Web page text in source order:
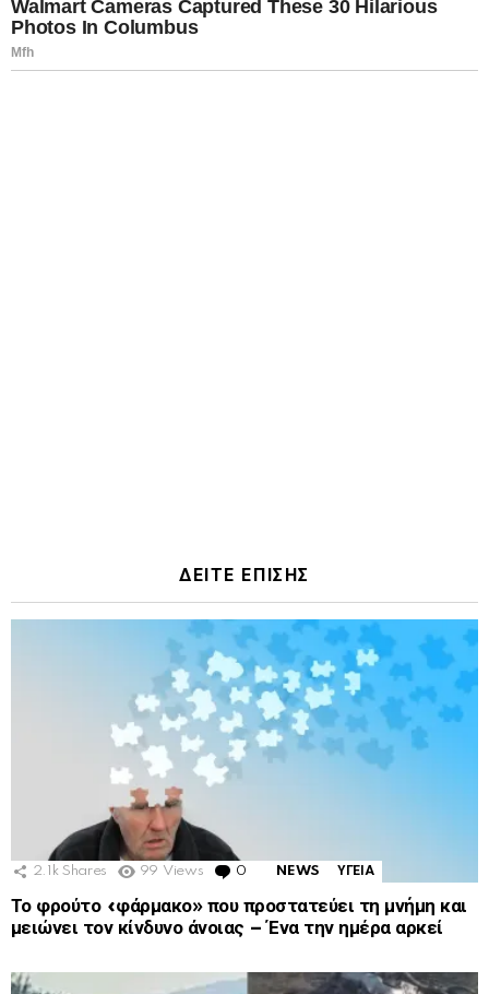
ΔΕΙΤΕ ΕΠΙΣΗΣ
2.1k Shares 99 Views 0 Comments
NEWS ΥΓΕΙΑ
Το φρούτο «φάρμακο» που προστατεύει τη μνήμη και
μειώνει τον κίνδυνο άνοιας – Ένα την ημέρα αρκεί